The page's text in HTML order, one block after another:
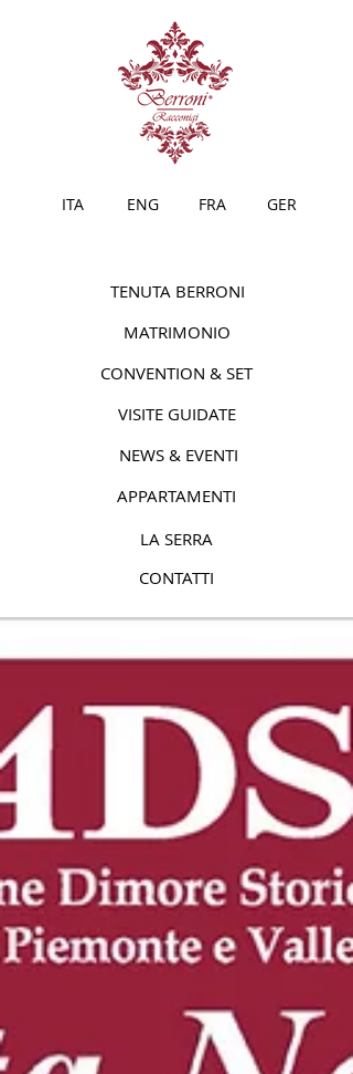
ITA ENG FRA GER
TENUTA BERRONI
MATRIMONIO
CONVENTION & SET
VISITE GUIDATE
NEWS & EVENTI
APPARTAMENTI
LA SERRA
CONTATTI